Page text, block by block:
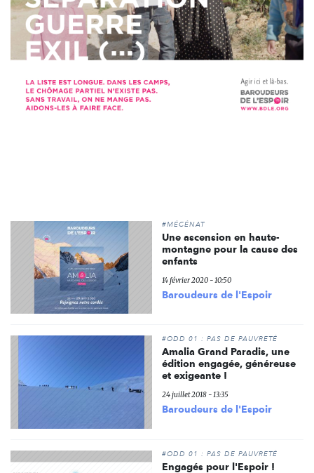
#MÉCÉNAT
Une ascension en haute-
montagne pour la cause des
enfants
14 février 2020 - 10:50
Baroudeurs de l'Espoir
#ODD 01 : PAS DE PAUVRETÉ
Amalia Grand Paradis, une
édition engagée, généreuse
et exigeante !
24 juillet 2018 - 13:35
Baroudeurs de l'Espoir
#ODD 01 : PAS DE PAUVRETÉ
Engagés pour l'Espoir !